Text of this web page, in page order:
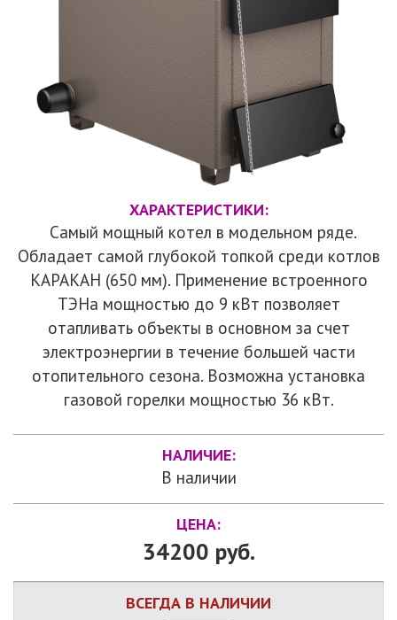
ХАРАКТЕРИСТИКИ:
Самый мощный котел в модельном ряде.
Обладает самой глубокой топкой среди котлов
КАРАКАН (650 мм). Применение встроенного
ТЭНа мощностью до 9 кВт позволяет
отапливать объекты в основном за счет
электроэнергии в течение большей части
отопительного сезона. Возможна установка
газовой горелки мощностью 36 кВт.
НАЛИЧИЕ:
В наличии
ЦЕНА:
34200 руб.
ВСЕГДА В НАЛИЧИИ